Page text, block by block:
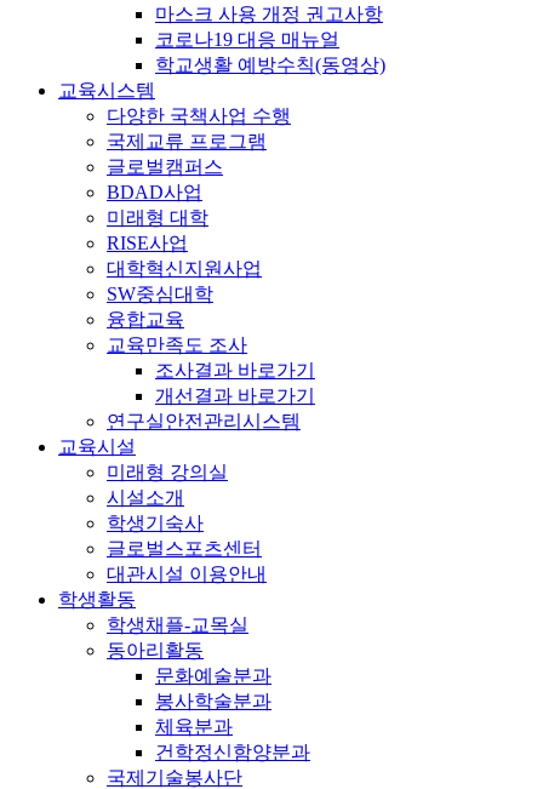
마스크 사용 개정 권고사항
코로나19 대응 매뉴얼
학교생활 예방수칙(동영상)
교육시스템
다양한 국책사업 수행
국제교류 프로그램
글로벌캠퍼스
BDAD사업
미래형 대학
RISE사업
대학혁신지원사업
SW중심대학
융합교육
교육만족도 조사
조사결과 바로가기
개선결과 바로가기
연구실안전관리시스템
교육시설
미래형 강의실
시설소개
학생기숙사
글로벌스포츠센터
대관시설 이용안내
학생활동
학생채플-교목실
동아리활동
문화예술분과
봉사학술분과
체육분과
건학정신함양분과
국제기술봉사단